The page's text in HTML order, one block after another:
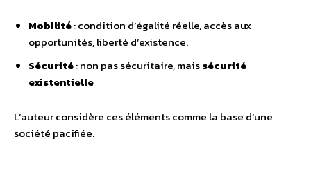
Mobilité: condition d’égalité réelle, accès aux
opportunités, liberté d’existence.
Sécurité: non pas sécuritaire, maissécurité
existentielle
L’auteur considère ces éléments comme la base d’une
société pacifiée.